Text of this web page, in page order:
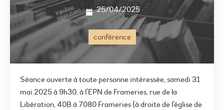
25/04/2025
conférence
Séance ouverte à toute personne intéressée, samedi 31
mai 2025 à 9h30, à l’EPN de Frameries, rue de la
Libération, 40B à 7080 Frameries (à droite de l’église de